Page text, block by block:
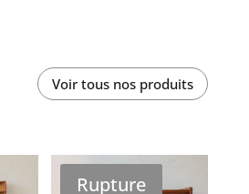
Voir tous nos produits
Rupture